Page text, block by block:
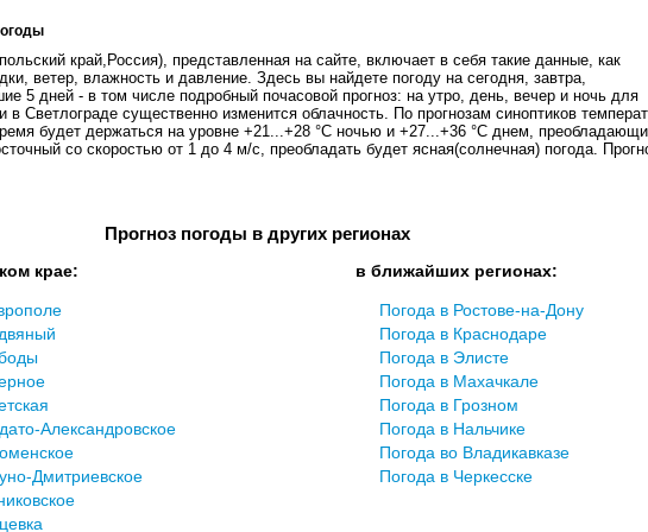
край,Россия), представленная на сайте, включает в себя такие данные, как
ветер, влажность и давление. Здесь вы найдете погоду на сегодня, завтра,
5 дней - в том числе подробный почасовой прогноз: на утро, день, вечер и ночь для
Светлограде существенно изменится облачность. По прогнозам синоптиков
будет держаться на уровне +21...+28 °C ночью и +27...+36 °C днем,
со скоростью от 1 до 4 м/с, преобладать будет ясная(солнечная) погода.
Прогноз погоды в других регионах
крае:
Александровское
Дмитриевское
в ближайших регионах:
Погода в Ростове-на-Дону
Погода в Краснодаре
Погода в Элисте
Погода в Махачкале
Погода в Грозном
Погода в Нальчике
Погода во Владикавказе
Погода в Черкесске